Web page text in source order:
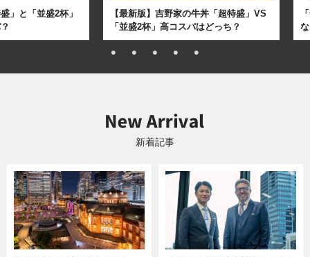
」と「並盛2杯」
【最新版】吉野家の牛丼「超特盛」VS
「並盛2杯」高コスパはどっち？
新着記事